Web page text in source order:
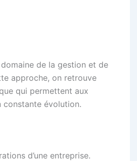
de la gestion et de
approche, on retrouve
qui permettent aux
constante évolution.
d’une entreprise.